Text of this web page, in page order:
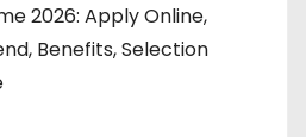
2026: Apply Online,
Benefits, Selection